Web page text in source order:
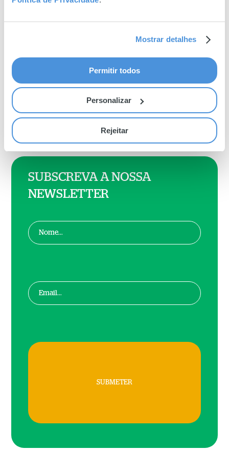
Mostrar detalhes
Permitir todos
Personalizar
Rejeitar
Dê tudo no São João de
SUBSCREVA A NOSSA
NEWSLETTER
SUBMETER